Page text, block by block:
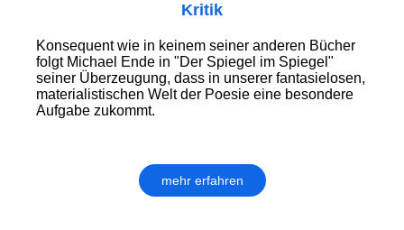
Kritik
Konsequent wie in keinem seiner anderen Bücher
folgt Michael Ende in "Der Spiegel im Spiegel"
seiner Überzeugung, dass in unserer fantasielosen,
materialistischen Welt der Poesie eine besondere
Aufgabe zukommt.
mehr erfahren